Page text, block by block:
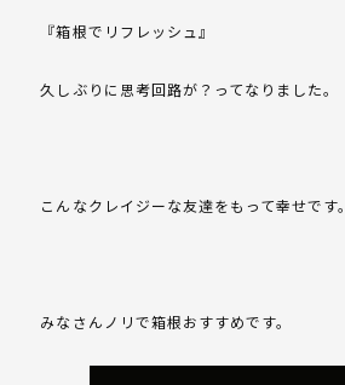
『箱根でリフレッシュ』
久しぶりに思考回路が？ってなりました。
こんなクレイジーな友達をもって幸せです。
みなさんノリで箱根おすすめです。